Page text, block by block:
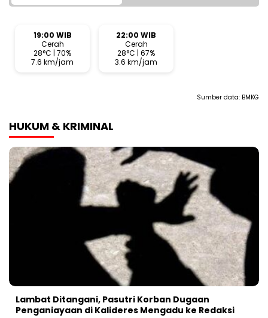
19:00 WIB
Cerah
28°C | 70%
7.6 km/jam
22:00 WIB
Cerah
28°C | 67%
3.6 km/jam
Sumber data: BMKG
HUKUM & KRIMINAL
Lambat Ditangani, Pasutri Korban Dugaan
Penganiayaan di Kalideres Mengadu ke Redaksi